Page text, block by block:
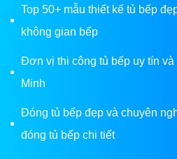
Top 50+ mẫu thiết kế tủ bếp
không gian bếp
Đơn vị thi công tủ bếp uy tín
Minh
Đóng tủ bếp đẹp và chuyên
đóng tủ bếp chi tiết